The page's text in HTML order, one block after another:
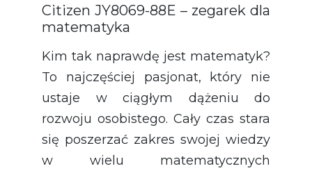
Citizen JY8069-88E – zegarek dla
matematyka
Kim tak naprawdę jest matematyk?
To najczęściej pasjonat, który nie
ustaje w ciągłym dążeniu do
rozwoju osobistego. Cały czas stara
się poszerzać zakres swojej wiedzy
w wielu matematycznych